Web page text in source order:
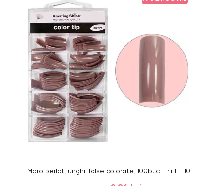
Maro perlat, unghii false colorate, 100buc - nr.1 - 10